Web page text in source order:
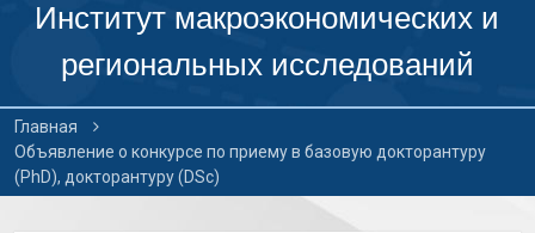
#4
Институт макроэкономических и
региональных исследований
Главная
Объявление о конкурсе по приему в базовую докторантуру
(PhD), докторантуру (DSc)